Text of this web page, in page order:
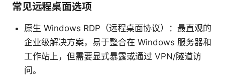
常见远程桌面选项
原生 Windows RDP（远程桌面协议）：最直观的
企业级解决方案，易于整合在 Windows 服务器和
工作站上，但需要显式暴露或通过 VPN/隧道访
问。